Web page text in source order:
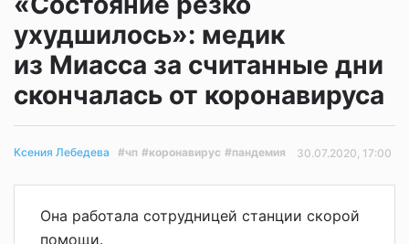
ухудшилось»: медик
из Миасса за считанные дни
скончалась от коронавируса
Ксения Лебедева #чп #коронавирус #пандемия 30.07.2020, 17:00
Она работала сотрудницей станции скорой
помощи.